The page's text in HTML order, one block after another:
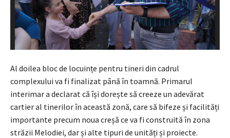
Al doilea bloc de locuințe pentru tineri din cadrul
complexului va fi finalizat până în toamnă. Primarul
interimar a declarat că își dorește să creeze un adevărat
cartier al tinerilor în această zonă, care să bifeze și facilități
importante precum noua creșă ce va fi construită în zona
străzii Melodiei, dar și alte tipuri de unități și proiecte.